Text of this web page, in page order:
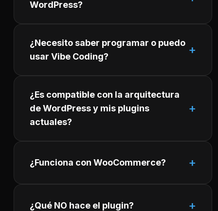
WordPress?
¿Necesito saber programar o puedo
usar Vibe Coding?
¿Es compatible con la arquitectura
de WordPress y mis plugins
actuales?
¿Funciona con WooCommerce?
¿Qué NO hace el plugin?